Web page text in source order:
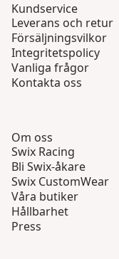
Kundservice
Leverans och retur
Försäljningsvilkor
Integritetspolicy
Vanliga frågor
Kontakta oss
Om oss
Swix Racing
Bli Swix-åkare
Swix CustomWear
Våra butiker
Hållbarhet
Press